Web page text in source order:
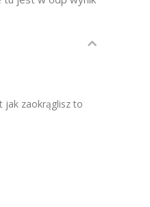
jak zaokrąglisz to